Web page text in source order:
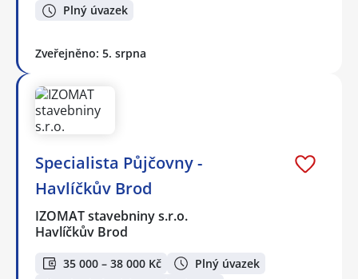
Plný úvazek
Zveřejněno: 5. srpna
Specialista Půjčovny -
Havlíčkův Brod
IZOMAT stavebniny s.r.o.
Havlíčkův Brod
35 000 – 38 000 Kč
Plný úvazek